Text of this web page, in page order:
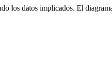
los datos implicados. El